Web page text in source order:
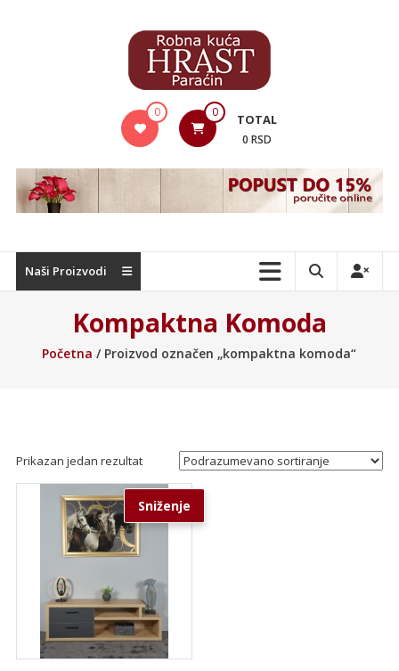
Nameštaj
0 0 TOTAL
0 RSD
Naši Proizvodi
Kompaktna Komoda
Početna / Proizvod označen „kompaktna komoda“
Prikazan jedan rezultat
Sniženje